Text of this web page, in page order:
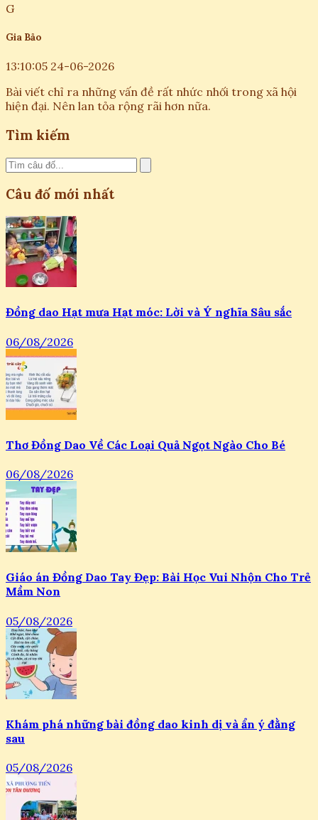
G
Gia Bảo
13:10:05 24-06-2026
Bài viết chỉ ra những vấn đề rất nhức nhối trong xã hội
hiện đại. Nên lan tỏa rộng rãi hơn nữa.
Tìm kiếm
Câu đố mới nhất
Đồng dao Hạt mưa Hạt móc: Lời và Ý nghĩa Sâu sắc
06/08/2026
Thơ Đồng Dao Về Các Loại Quả Ngọt Ngào Cho Bé
06/08/2026
Giáo án Đồng Dao Tay Đẹp: Bài Học Vui Nhộn Cho Trẻ
Mầm Non
05/08/2026
Khám phá những bài đồng dao kinh dị và ẩn ý đằng
sau
05/08/2026